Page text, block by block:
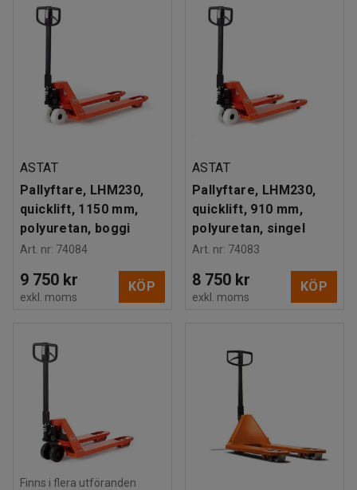
ASTAT
Pallyftare, LHM230,
quicklift, 1150 mm,
polyuretan, boggi
Art. nr: 74084
9 750 kr
exkl. moms
KÖP
ASTAT
Pallyftare, LHM230,
quicklift, 910 mm,
polyuretan, singel
Art. nr: 74083
8 750 kr
exkl. moms
KÖP
Finns i flera utföranden